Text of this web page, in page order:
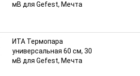
мВ для Gefest, Мечта
ИТА Термопара
универсальная 60 см, 30
мВ для Gefest, Мечта